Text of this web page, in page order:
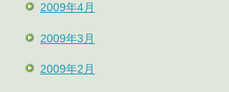
2009年4月
2009年3月
2009年2月